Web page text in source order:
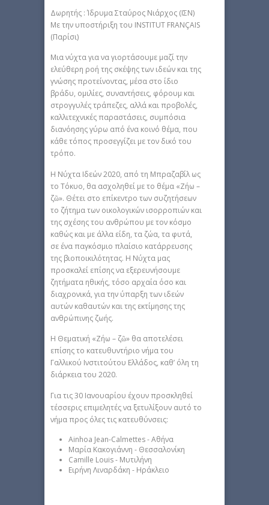
Δωρητής : Ίδρυμα Σταύρος Νιάρχος (ΙΣΝ)
Με την υποστήριξη του INSTITUT FRANÇAIS
(Παρίσι)
Μια νύχτα για να γιορτάσουμε μαζί την
ελεύθερη ροή της σκέψης των ιδεών και της
γνώσης προτείνοντας, μέσα στο ίδιο
βράδυ, ομιλίες, συναντήσεις, φόρουμ και
στρογγυλές τράπεζες, αλλά και προβολές,
καλλιτεχνικές παραστάσεις, συμπόσια
διανόησης γύρω από ένα κοινό θέμα, που
κάθε τόπος προσεγγίζει με τον δικό του
τρόπο.
Η Νύχτα Ιδεών 2020, από τη Μπραζαβίλ ως
το Τόκυο, θα ασχοληθεί με το θέμα «Ζήω –
ζῶ». Θέτει στο επίκεντρο των συζητήσεων
το ζήτημα των οικολογικών ισορροπιών και
της σχέσης του ανθρώπου με τον κόσμο
καθώς και με άλλα είδη, τα ζώα, τα φυτά,
σε ένα παγκόσμιο πλαίσιο κατάρρευσης
της βιοποικιλότητας. Η Νύχτα μας
προσκαλεί επίσης να εξερευνήσουμε
ζητήματα ηθικής, τόσο αρχαία όσο και
διαχρονικά, για την ύπαρξη των ιδεών
αυτών καθαυτών και της εκτίμησης της
ανθρώπινης ζωής.
Η Θεματική «Ζήω – ζῶ» θα αποτελέσει
επίσης το κατευθυντήριο νήμα του
Γαλλικού Ινστιτούτου Ελλάδος, καθ’ όλη τη
διάρκεια του 2020.
Για τις 30 Ιανουαρίου έχουν προσκληθεί
τέσσερις επιμελητές να ξετυλίξουν αυτό το
νήμα προς όλες τις κατευθύνσεις:
Ainhoa Jean-Calmettes - Αθήνα
Μαρία Κακογιάννη - Θεσσαλονίκη
Camille Louis - Μυτιλήνη
Ειρήνη Λιναρδάκη - Ηράκλειο